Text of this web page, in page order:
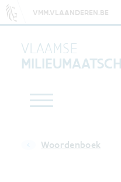
VMM.VLAANDEREN.BE
VLAAMSE
Woordenboek